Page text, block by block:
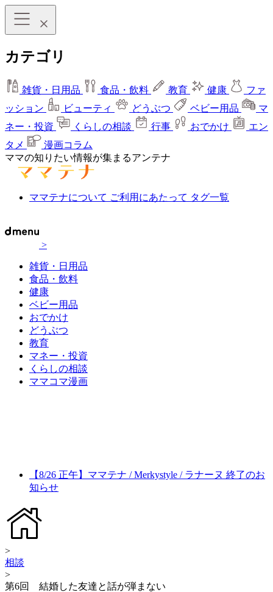
カテゴリ
雑貨・日用品 食品・飲料 教育 健康
ファ
ッション
ビューティ どうぶつ ベビー用品
マ
ネー・投資
くらしの相談 行事 おでかけ
エン
タメ
漫画コラム
ママの知りたい情報が集まるアンテナ
ママテナについて ご利用にあたって タグ一覧
>
雑貨・日用品
食品・飲料
健康
ベビー用品
おでかけ
どうぶつ
教育
マネー・投資
くらしの相談
ママコマ漫画
【8/26 正午】ママテナ / Merkystyle / ラナーヌ 終了のお
知らせ
>
相談
>
第6回 結婚した友達と話が弾まない